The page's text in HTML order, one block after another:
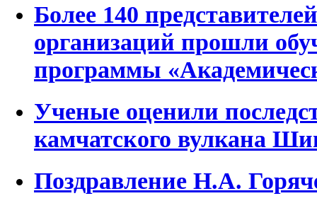
Более 140
организаций прошли
программы
Ученые оценили
камчатского вулкана
Поздравление Н.А.